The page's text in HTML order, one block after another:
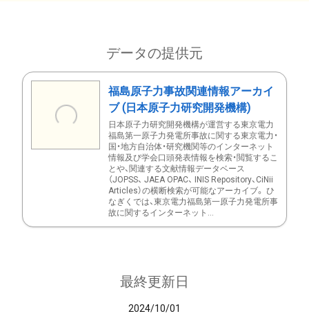
データの提供元
福島原子力事故関連情報アーカイ
ブ (日本原子力研究開発機構)
日本原子力研究開発機構が運営する東京電力
福島第一原子力発電所事故に関する東京電力・
国・地方自治体・研究機関等のインターネット
情報及び学会口頭発表情報を検索・閲覧するこ
とや、関連する文献情報データベース
（JOPSS、 JAEA OPAC、 INIS Repository、CiNii
Articles）の横断検索が可能なアーカイブ。 ひ
なぎくでは、東京電力福島第一原子力発電所事
故に関するインターネット...
最終更新日
2024/10/01